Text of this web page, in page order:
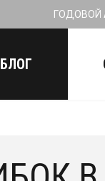
ГОДОВОЙ
БЛОГ